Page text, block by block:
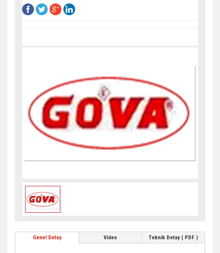
Genel Detay Video Teknik Detay ( PDF )